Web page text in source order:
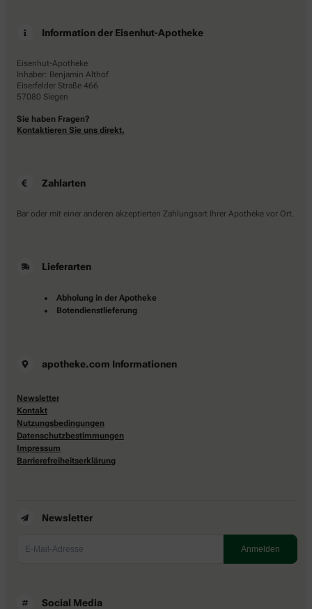
Information der Eisenhut-Apotheke
Eisenhut-Apotheke
Inhaber: Benjamin Althof
Eiserfelder Straße 466
57080 Siegen
Sie haben Fragen?
Kontaktieren Sie uns direkt.
Zahlarten
Bar oder mit einer anderen akzeptierten Zahlungsart Ihrer Apotheke vor Ort.
Lieferarten
Abholung in der Apotheke
Botendienstlieferung
apotheke.com Informationen
Newsletter
Kontakt
Nutzungsbedingungen
Datenschutzbestimmungen
Impressum
Barrierefreiheitserklärung
Newsletter
Social Media